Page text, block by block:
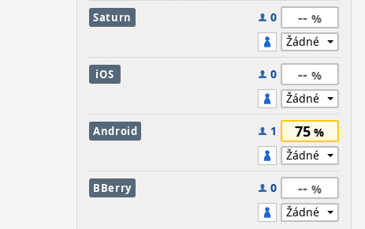
Saturn 0 --
iOS 0 --
Android 1 75
BBerry 0 --